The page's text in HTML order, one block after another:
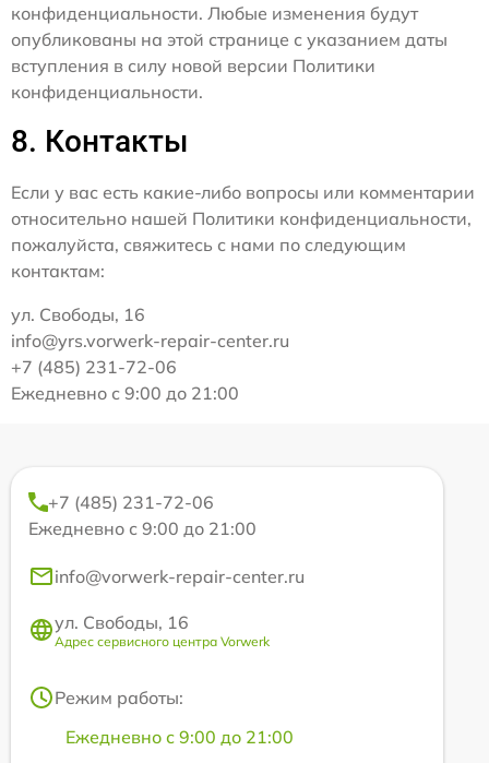
конфиденциальности. Любые изменения будут
опубликованы на этой странице с указанием даты
вступления в силу новой версии Политики
конфиденциальности.
8. Контакты
Если у вас есть какие-либо вопросы или комментарии
относительно нашей Политики конфиденциальности,
пожалуйста, свяжитесь с нами по следующим
контактам:
ул. Свободы, 16
info@yrs.vorwerk-repair-center.ru
+7 (485) 231-72-06
Ежедневно с 9:00 до 21:00
+7 (485) 231-72-06
Ежедневно с 9:00 до 21:00
info@vorwerk-repair-center.ru
ул. Свободы, 16
Адрес сервисного центра Vorwerk
Режим работы:
Ежедневно с 9:00 до 21:00